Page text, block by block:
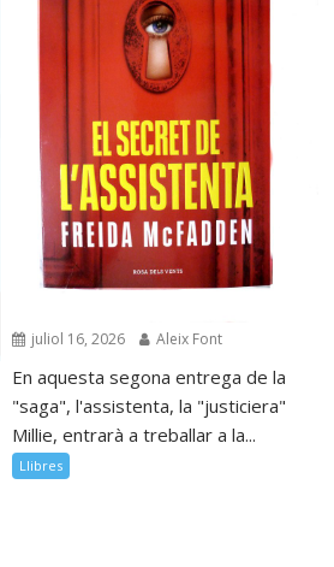
juliol 16, 2026 Aleix Font
En aquesta segona entrega de la
"saga", l'assistenta, la "justiciera"
Millie, entrarà a treballar a la...
Llibres